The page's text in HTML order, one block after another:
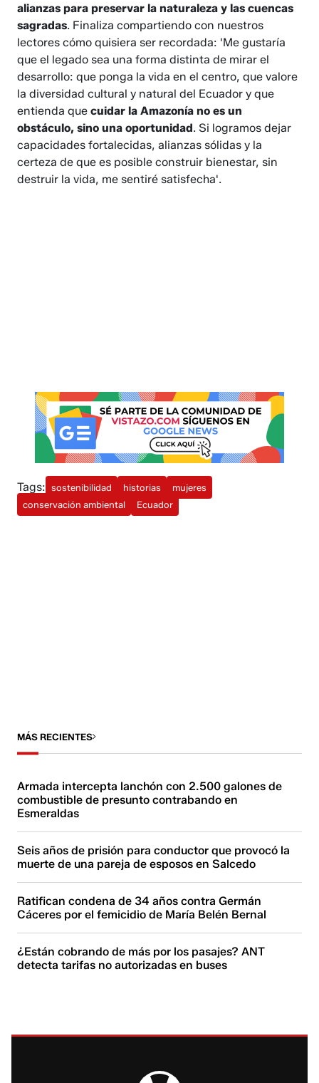
alianzas para preservar la naturaleza y las cuencas
sagradas. Finaliza compartiendo con nuestros
lectores cómo quisiera ser recordada: 'Me gustaría
que el legado sea una forma distinta de mirar el
desarrollo: que ponga la vida en el centro, que valore
la diversidad cultural y natural del Ecuador y que
entienda quecuidar la Amazonía no es un
obstáculo, sino una oportunidad. Si logramos dejar
capacidades fortalecidas, alianzas sólidas y la
certeza de que es posible construir bienestar, sin
destruir la vida, me sentiré satisfecha'.
Tags: sostenibilidad historias
mujeres
conservación ambiental
Ecuador
MÁS RECIENTES
Armada intercepta lanchón con 2.500 galones de
combustible de presunto contrabando en
Esmeraldas
Seis años de prisión para conductor que provocó la
muerte de una pareja de esposos en Salcedo
Ratifican condena de 34 años contra Germán
Cáceres por el femicidio de María Belén Bernal
¿Están cobrando de más por los pasajes? ANT
detecta tarifas no autorizadas en buses